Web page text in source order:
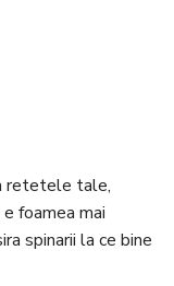
retetele tale,
foamea mai
spinarii la ce bine